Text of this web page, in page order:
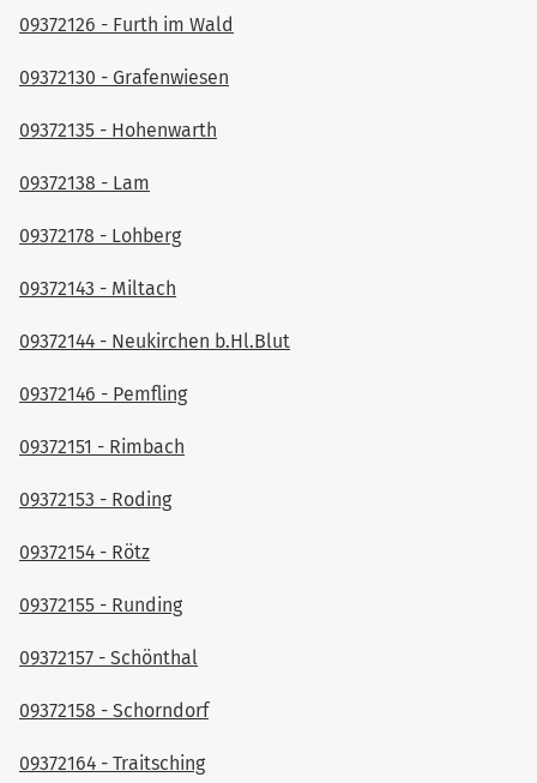
09372126 - Furth im Wald
09372130 - Grafenwiesen
09372135 - Hohenwarth
09372138 - Lam
09372178 - Lohberg
09372143 - Miltach
09372144 - Neukirchen b.Hl.Blut
09372146 - Pemfling
09372151 - Rimbach
09372153 - Roding
09372154 - Rötz
09372155 - Runding
09372157 - Schönthal
09372158 - Schorndorf
09372164 - Traitsching